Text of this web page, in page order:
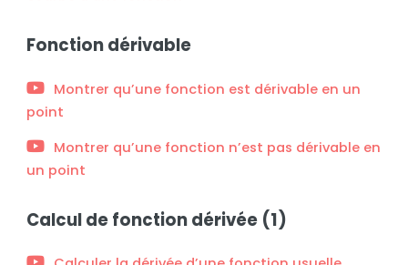
Fonction dérivable
Montrer qu’une fonction est dérivable en un
point
Montrer qu’une fonction n’est pas dérivable en
un point
Calcul de fonction dérivée (1)